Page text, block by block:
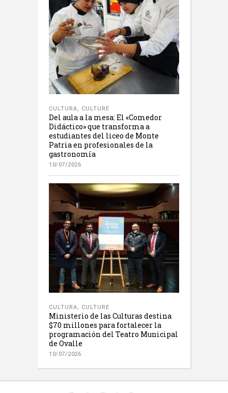
CULTURA, CULTURE
Del aula a la mesa: El «Comedor
Didáctico» que transforma a
estudiantes del liceo de Monte
Patria en profesionales de la
gastronomía
10/07/2026
CULTURA CULTURE
Ministerio de las Culturas destina
$70 millones para fortalecer la
programación del Teatro Municipal
de Ovalle
10/07/2026